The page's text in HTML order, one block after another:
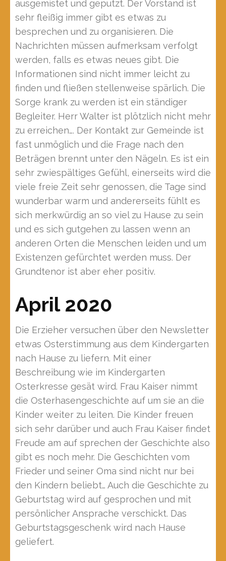
ausgemistet und geputzt. Der Vorstand ist
sehr fleißig immer gibt es etwas zu
besprechen und zu organisieren. Die
Nachrichten müssen aufmerksam verfolgt
werden, falls es etwas neues gibt. Die
Informationen sind nicht immer leicht zu
finden und fließen stellenweise spärlich. Die
Sorge krank zu werden ist ein ständiger
Begleiter. Herr Walter ist plötzlich nicht mehr
zu erreichen…. Der Kontakt zur Gemeinde ist
fast unmöglich und die Frage nach den
Beträgen brennt unter den Nägeln. Es ist ein
sehr zwiespältiges Gefühl, einerseits wird die
viele freie Zeit sehr genossen, die Tage sind
wunderbar warm und andererseits fühlt es
sich merkwürdig an so viel zu Hause zu sein
und es sich gutgehen zu lassen wenn an
anderen Orten die Menschen leiden und um
Existenzen gefürchtet werden muss. Der
Grundtenor ist aber eher positiv.
April 2020
Die Erzieher versuchen über den Newsletter
etwas Osterstimmung aus dem Kindergarten
nach Hause zu liefern. Mit einer
Beschreibung wie im Kindergarten
Osterkresse gesät wird. Frau Kaiser nimmt
die Osterhasengeschichte auf um sie an die
Kinder weiter zu leiten. Die Kinder freuen
sich sehr darüber und auch Frau Kaiser findet
Freude am auf sprechen der Geschichte also
gibt es noch mehr. Die Geschichten vom
Frieder und seiner Oma sind nicht nur bei
den Kindern beliebt… Auch die Geschichte zu
Geburtstag wird auf gesprochen und mit
persönlicher Ansprache verschickt. Das
Geburtstagsgeschenk wird nach Hause
geliefert.